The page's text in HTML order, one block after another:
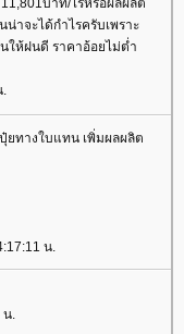
บาท/ไร่หรือผลผลิต
าจะได้กำไรครับเพราะ
ให้ฝนดี ราคาอ้อยไม่ต่ำ
.
ยทางใบแทน เพิ่มผลผลิต
น.
.